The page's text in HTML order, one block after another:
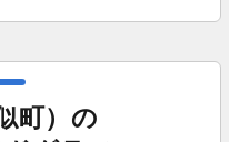
町）の